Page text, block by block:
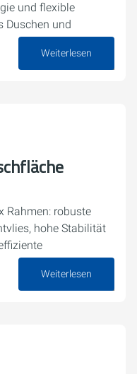
und flexible
Duschen und
Weiterlesen
Rahmen: robuste
hohe Stabilität
Weiterlesen